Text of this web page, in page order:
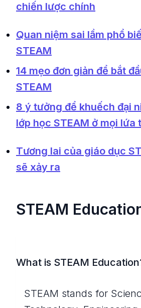
chiến lược chính
Quan niệm sai lầm phổ
STEAM
14 mẹo đơn giản để bắt
STEAM
8 ý tưởng để khuếch đại
lớp học STEAM ở mọi lứa
Tương lai của giáo dục
sẽ xảy ra
STEAM
What is STEAM
STEAM stands for